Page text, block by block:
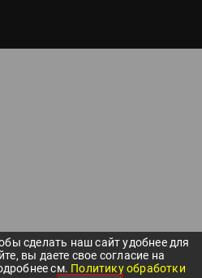
сделать наш сайт удобнее для
вы даете свое согласие на
см. Политику обработки